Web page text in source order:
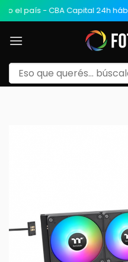
país - CBA Capital 24h hábiles